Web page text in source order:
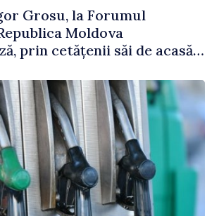
Grosu, la Forumul
Moldova
prin cetățenii săi de acasă
familii europene”